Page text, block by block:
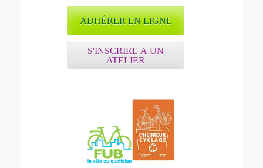
ADHÉRER EN LIGNE
S'INSCRIRE A UN
ATELIER